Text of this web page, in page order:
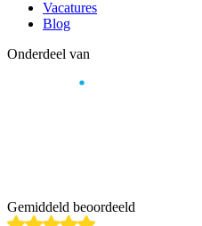
Vacatures
Blog
Onderdeel van
Gemiddeld beoordeeld